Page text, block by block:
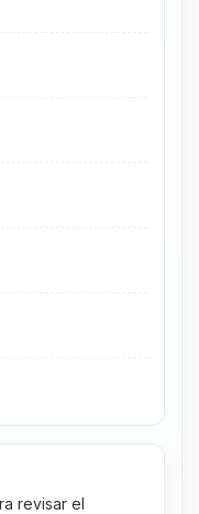
revisar el